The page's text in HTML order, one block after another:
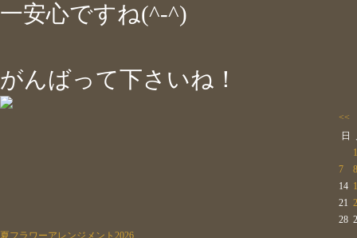
一安心ですね(^-^)
がんばって下さいね！
<<
日
1
7
8
14
21
28